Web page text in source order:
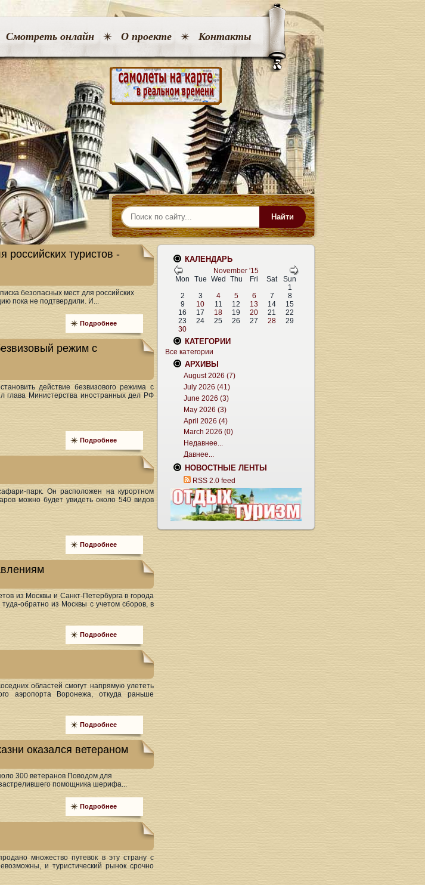
Смотреть онлайн О проекте Контакты
Найти
российских туристов -
безопасных мест для российских
пока не подтвердили. И...
Подробнее
режим с
действие безвизового режима с
глава Министерства иностранных дел РФ
Подробнее
парк. Он расположен на курортном
можно будет увидеть около 540 видов
Подробнее
из Москвы и Санкт-Петербурга в города
обратно из Москвы с учетом сборов, в
Подробнее
областей смогут напрямую улететь
аэропорта Воронежа, откуда раньше
Подробнее
оказался ветераном
300 ветеранов Поводом для
помощника шерифа...
Подробнее
множество путевок в эту страну с
и туристический рынок срочно
КАЛЕНДАРЬ
November '15
Mon
Tue Wed Thu Fri Sat
Sun
1
2
3 4 5 6 7
8
9
10 11 12 13 14
15
16
17 18 19 20 21
22
23
24 25 26 27 28
29
30
КАТЕГОРИИ
Все категории
АРХИВЫ
August 2026 (7)
July 2026 (41)
June 2026 (3)
May 2026 (3)
April 2026 (4)
March 2026 (0)
Недавнее...
Давнее...
НОВОСТНЫЕ ЛЕНТЫ
RSS 2.0 feed